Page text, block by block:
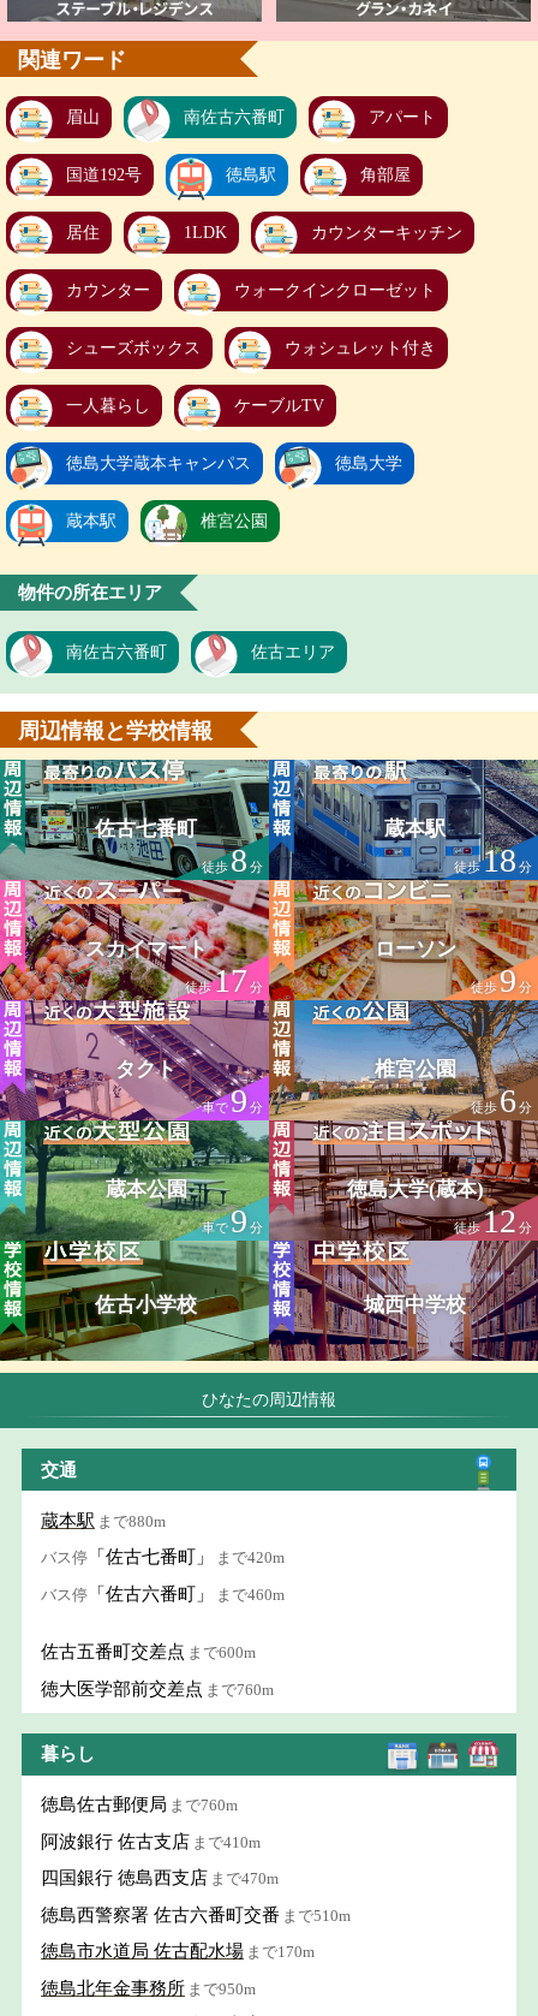
関連ワード
眉山 南佐古六番町 アパート
国道192号 徳島駅 角部屋
居住 1LDK カウンターキッチン
カウンター ウォークインクローゼット
シューズボックス ウォシュレット付き
一人暮らし ケーブルTV
徳島大学蔵本キャンパス 徳島大学
蔵本駅 椎宮公園
物件の所在エリア
南佐古六番町 佐古エリア
周辺情報と学校情報
佐古七番町
徒歩8分
蔵本駅
徒歩18 分
スカイマート
徒歩17分
ローソン
徒歩9分
タクト
車で9分
椎宮公園
徒歩6分
蔵本公園
車で9分
徳島大学(蔵本)
徒歩12 分
佐古小学校 城西中学校
ひなたの周辺情報
交通
蔵本駅 まで880m
バス停 「佐古七番町」 まで420m
バス停 「佐古六番町」 まで460m
佐古五番町交差点 まで600m
徳大医学部前交差点 まで760m
暮らし
徳島佐古郵便局 まで760m
阿波銀行 佐古支店 まで410m
四国銀行 徳島西支店 まで470m
徳島西警察署 佐古六番町交番 まで510m
徳島市水道局 佐古配水場 まで170m
徳島北年金事務所 まで950m